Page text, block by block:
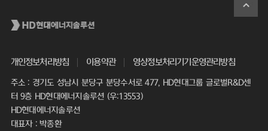
개인정보처리방침 이용약관 영상정보처리기기운영관리방침
주소 : 경기도 성남시 분당구 분당수서로 477, HD현대그룹 글로벌R&D센
터 9층 HD현대에너지솔루션 (우:13553)
HD현대에너지솔루션
대표자 : 박종환